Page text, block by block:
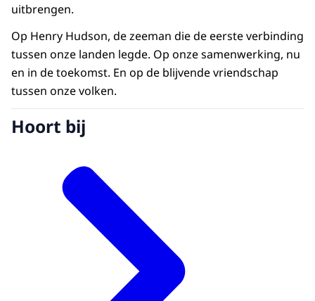
uitbrengen.
Op Henry Hudson, de zeeman die de eerste verbinding
tussen onze landen legde. Op onze samenwerking, nu
en in de toekomst. En op de blijvende vriendschap
tussen onze volken.
Hoort bij